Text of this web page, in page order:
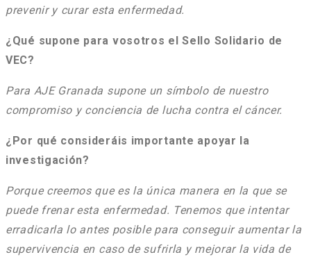
prevenir y curar esta enfermedad.
¿Qué supone para vosotros el Sello Solidario de
VEC?
Para AJE Granada supone un símbolo de nuestro
compromiso y conciencia de lucha contra el cáncer.
¿Por qué consideráis importante apoyar la
investigación?
Porque creemos que es la única manera en la que se
puede frenar esta enfermedad. Tenemos que intentar
erradicarla lo antes posible para conseguir aumentar la
supervivencia en caso de sufrirla y mejorar la vida de